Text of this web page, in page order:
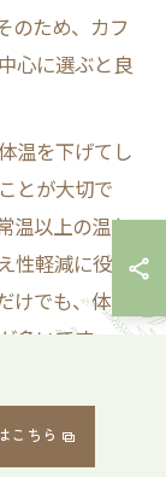
のため、カフ
心に選ぶと良
温を下げてし
とが大切で
温以上の温か
性軽減に役立
でも、体の
いです。
夫
飲み物を工夫
こちら